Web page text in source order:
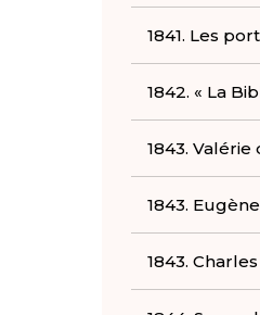
1841. Les
1842. « La
1843. Valérie
1843.
1843.